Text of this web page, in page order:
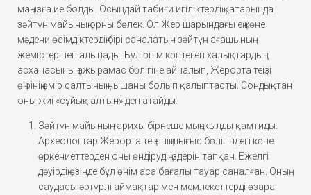
маңызға ие болды. Осындай табиғи игіліктердің қатарында
зәйтүн майының орны бөлек. Ол Жер шарындағы ең көне
мәдени өсімдіктердің бірі саналатын зәйтүн ағашының
жемістерінен алынады. Бұл өнім көптеген халықтардың
асханасының ажырамас бөлігіне айналып, Жерорта теңізі
өңірінің өмір салтының нышаны болып қалыптасты. Сондықтан
оны жиі «сұйық алтын» деп атайды.
Зәйтүн майының тарихы бірнеше мың жылды қамтиды.
Археологтар Жерорта теңізінің шығыс бөлігіндегі көне
өркениеттерден оны өндірудің іздерін тапқан. Ежелгі
дәуірдің өзінде бұл өнім аса бағалы тауар саналған. Оның
саудасы әртүрлі аймақтар мен мемлекеттерді өзара